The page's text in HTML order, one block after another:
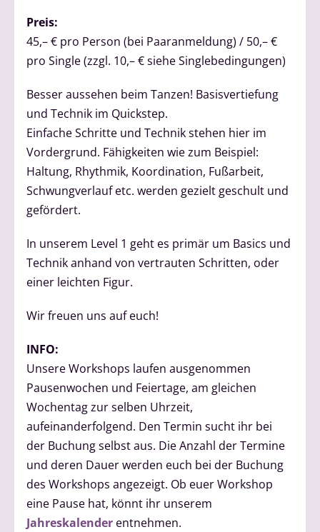
Preis:
45,– € pro Person (bei Paaranmeldung) / 50,– €
pro Single (zzgl. 10,– € siehe Singlebedingungen)
Besser aussehen beim Tanzen! Basisvertiefung
und Technik im Quickstep.
Einfache Schritte und Technik stehen hier im
Vordergrund. Fähigkeiten wie zum Beispiel:
Haltung, Rhythmik, Koordination, Fußarbeit,
Schwungverlauf etc. werden gezielt geschult und
gefördert.
In unserem Level 1 geht es primär um Basics und
Technik anhand von vertrauten Schritten, oder
einer leichten Figur.
Wir freuen uns auf euch!
INFO:
Unsere Workshops laufen ausgenommen
Pausenwochen und Feiertage, am gleichen
Wochentag zur selben Uhrzeit,
aufeinanderfolgend. Den Termin sucht ihr bei
der Buchung selbst aus. Die Anzahl der Termine
und deren Dauer werden euch bei der Buchung
des Workshops angezeigt. Ob euer Workshop
eine Pause hat, könnt ihr unserem
Jahreskalender entnehmen.